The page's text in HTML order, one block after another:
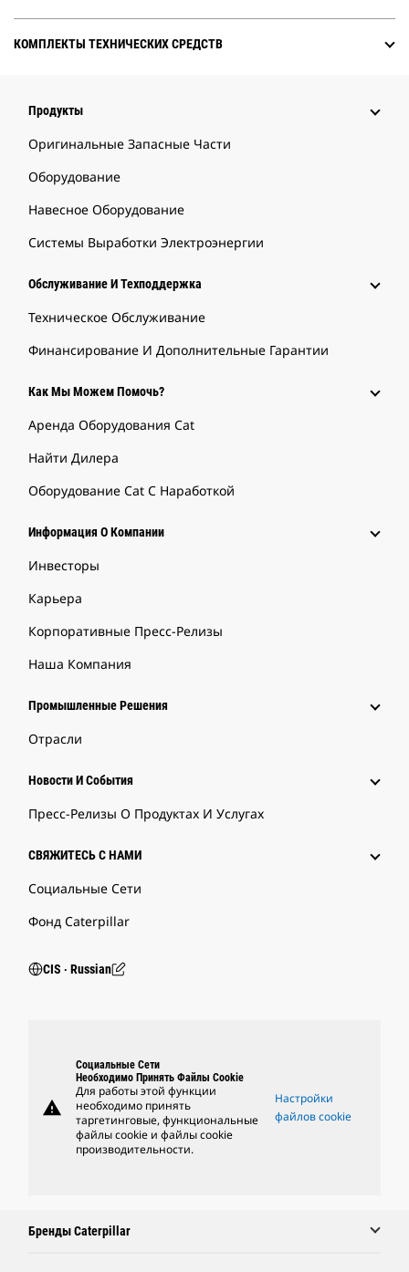
КОМПЛЕКТЫ ТЕХНИЧЕСКИХ СРЕДСТВ
Продукты
Оригинальные Запасные Части
Оборудование
Навесное Оборудование
Системы Выработки Электроэнергии
Обслуживание И Техподдержка
Техническое Обслуживание
Финансирование И Дополнительные Гарантии
Как Мы Можем Помочь?
Аренда Оборудования Cat
Найти Дилера
Оборудование Cat С Наработкой
Информация О Компании
Инвесторы
Карьера
Корпоративные Пресс-Релизы
Наша Компания
Промышленные Решения
Отрасли
Новости И События
Пресс-Релизы О Продуктах И Услугах
СВЯЖИТЕСЬ С НАМИ
Социальные Сети
Фонд Caterpillar
CIS ‧ Russian
warning
Социальные Сети
Необходимо Принять Файлы Cookie
Для работы этой функции
необходимо принять
таргетинговые, функциональные
файлы cookie и файлы cookie
производительности.
Настройки
файлов cookie
Бренды Caterpillar